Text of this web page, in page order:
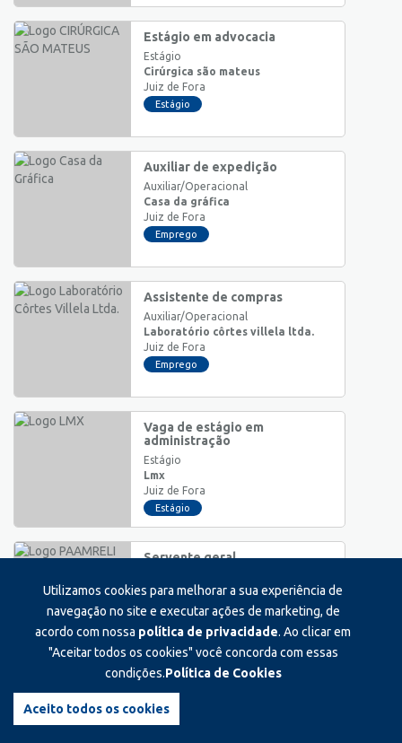
Estágio em advocacia
Estágio
Cirúrgica são mateus
Juiz de Fora
Estágio
Auxiliar de expedição
Auxiliar/Operacional
Casa da gráfica
Juiz de Fora
Emprego
Assistente de compras
Auxiliar/Operacional
Laboratório côrtes villela ltda.
Juiz de Fora
Emprego
Vaga de estágio em
administração
Estágio
Lmx
Juiz de Fora
Estágio
Servente geral
Paamreli
Ewbank da Câmara
Emprego
hidraulica
Utilizamos cookies para melhorar a sua experiência de
navegação no site e executar ações de marketing, de
acordo com nossa política de privacidade. Ao clicar em
"Aceitar todos os cookies" você concorda com essas
condições.Política de Cookies
Aceito todos os cookies